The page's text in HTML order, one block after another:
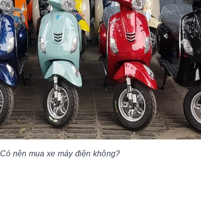
Có nên mua xe máy điện không?